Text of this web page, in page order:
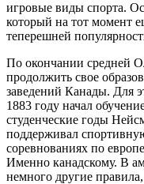
игровые виды спорта.
который на тот момент
теперешней
По окончании средней
продолжить свое
заведений Канады. Для
1883 году начал
студенческие годы
поддерживал
соревнованиях по
Именно канадскому. В
немного другие